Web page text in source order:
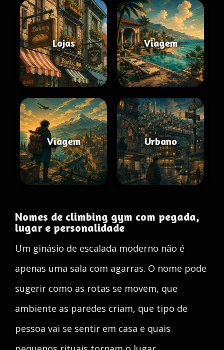
Lojas Viagem
Viagem Urbano
Nomes de climbing gym com pegada,
lugar e personalidade
Um ginásio de escalada moderno não é
apenas uma sala com agarras. O nome pode
sugerir como as rotas se movem, que
ambiente as paredes criam, que tipo de
pessoa vai se sentir em casa e quais